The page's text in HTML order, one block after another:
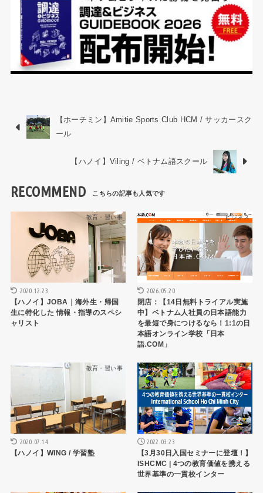
【ホーチミン】Amitie Sports Club HCM / サッカースク
ール
【ハノイ】Viling / ベトナム語スクール
RECOMMEND
教育・習い事
2020.12.23
【ハノイ】JOBA｜海外生・帰国
生に特化した 情報・指導のスペシ
ャリスト
ビジネス
2026.05.20
閉店：【14日無料トライアル実施
中】ベトナム人社員の日本語能力
を最短で身につけるなら！1:1の日
本語オンライン学校「日本
語.COM」
教育・習い事
2020.07.14
【ハノイ】WING / 学習塾
教育・習い事
2022.03.23
【3月30日入国セミナーに登壇！】
ISHCMC | 4つの教育価値を携える
世界基準の一貫校インター